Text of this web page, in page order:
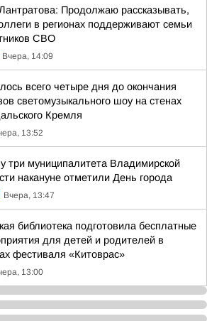
Продолжаю рассказывать,
в регионах поддерживают семьи
СВО
Вчера, 14:09
всего четыре дня до окончания
светомузыкального шоу на стенах
Кремля
13:52
три муниципалитета Владимирской
накануне отметили День города
Вчера, 13:47
библиотека подготовила бесплатные
для детей и родителей в
фестиваля «Китоврас»
13:00